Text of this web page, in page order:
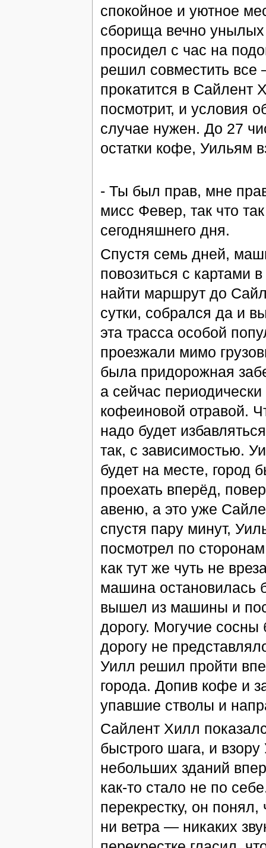
спокойное и уютное
сборища вечно унылых
просидел с час на
решил совместить все
прокатится в Сайлент
посмотрит, и условия
случае нужен. До 27
остатки кофе, Уильям
- Ты был прав, мне
мисс Февер, так что
сегодняшнего дня.
Спустя семь дней,
повозиться с картами
найти маршрут до
сутки, собрался да и
эта трасса особой
проезжали мимо
была придорожная
а сейчас
кофеиновой отравой.
надо будет
так, с зависимостью.
будет на месте, город
проехать вперёд,
авеню, а это уже
спустя пару минут,
посмотрел по
как тут же чуть не
машина остановилась
вышел из машины и
дорогу. Могучие
дорогу не
Уилл решил пройти
города. Допив кофе и
упавшие стволы и
Сайлент Хилл
быстрого шага, и
небольших зданий
как-то стало не по
перекрестку, он
ни ветра — никаких